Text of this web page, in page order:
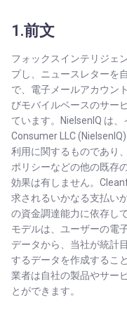
1.前文
フォックスインテリジェ
プし、ニュースレターを
で、電子メールアカウン
びモバイルベースのサー
ています。NielsenIQ は
Consumer LLC
利用に関するものであり
ポリシーなどの他の既存
効果は有しません。
求されるいかなる支払い
の資金調達能力に依存し
モデルは、ユーザーの電
データから、当社が統計
するデータを作成するこ
業者は自社の製品やサー
とができます。